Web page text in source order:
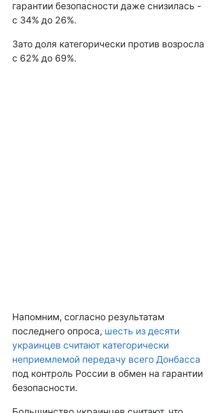
гарантии безопасности даже снизилась -
с 34% до 26%.
Зато доля категорически против возросла
с 62% до 69%.
Напомним, согласно результатам
последнего опроса, шесть из десяти
украинцев считают категорически
неприемлемой передачу всего Донбасса
под контроль России в обмен на гарантии
безопасности.